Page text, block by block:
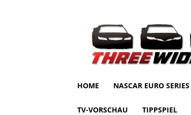
HOME NASCAR EURO SERIES
TV-VORSCHAU TIPPSPIEL